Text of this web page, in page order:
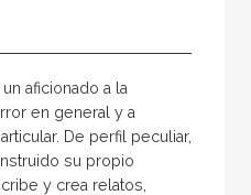
aficionado a la
en general y a
De perfil peculiar,
su propio
y crea relatos,